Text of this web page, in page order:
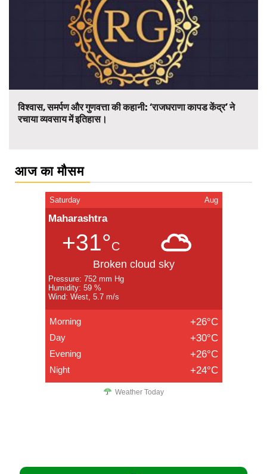
विश्वास, समर्पण और गुणवत्ता की कहानी: ‘राजघराणा कापड केंद्र’ ने
रचाया व्यवसाय में इतिहास।
आज का मौसम
Saturday Aug
Maharashtra
+31°C
Broken cloud sky
Pressure: 752 mm Hg
Humidity: 59 %
Wind: West, 5.7 m/s
Morning +26°C
Day +30°C
Evening +26°C
Night +24°C
Weather Today